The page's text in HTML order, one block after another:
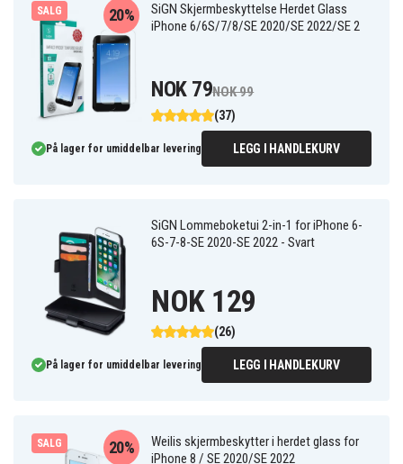
SALG
SiGN Skjermbeskyttelse Herdet Glass
iPhone 6/6S/7/8/SE 2020/SE 2022/SE 2
(37)
20%
NOK 79NOK 99
På lager for umiddelbar levering LEGG I HANDLEKURV
SiGN Lommeboketui 2-in-1 for iPhone 6-
6S-7-8-SE 2020-SE 2022 - Svart
(26)
NOK 129
På lager for umiddelbar levering LEGG I HANDLEKURV
SALG
Weilis skjermbeskytter i herdet glass for
iPhone 8 / SE 2020/SE 2022
20%